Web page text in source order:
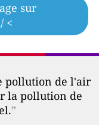
sur
<
pollution de l'air
la pollution de
”